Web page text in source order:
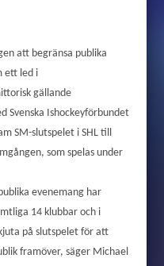
att begränsa publika
ett led i
gällande
Svenska Ishockeyförbundet
SM-slutspelet i SHL till
som spelas under
evenemang har
14 klubbar och i
på slutspelet för att
framöver, säger Michael